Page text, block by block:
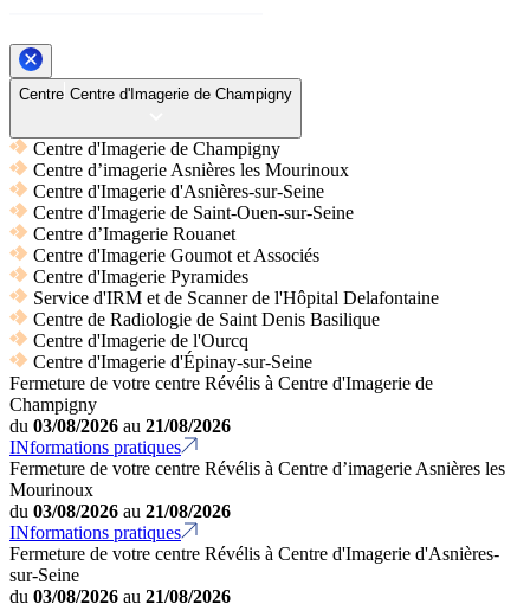
Centre Centre d'Imagerie de Champigny
Centre d'Imagerie de Champigny
Centre d’imagerie Asnières les Mourinoux
Centre d'Imagerie d'Asnières-sur-Seine
Centre d'Imagerie de Saint-Ouen-sur-Seine
Centre d’Imagerie Rouanet
Centre d'Imagerie Goumot et Associés
Centre d'Imagerie Pyramides
Service d'IRM et de Scanner de l'Hôpital Delafontaine
Centre de Radiologie de Saint Denis Basilique
Centre d'Imagerie de l'Ourcq
Centre d'Imagerie d'Épinay-sur-Seine
Fermeture de votre centre Révélis à Centre d'Imagerie de
Champigny
du 03/08/2026 au 21/08/2026
INformations pratiques
Fermeture de votre centre Révélis à Centre d’imagerie Asnières les
Mourinoux
du 03/08/2026 au 21/08/2026
INformations pratiques
Fermeture de votre centre Révélis à Centre d'Imagerie d'Asnières-
sur-Seine
du 03/08/2026 au 21/08/2026